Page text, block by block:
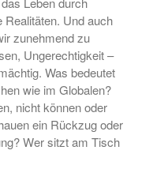
Performance
2025
Und auch
zunehmend zu
Ungerechtigkeit –
Was bedeutet
wie im Globalen?
nicht können oder
ein Rückzug oder
Wer sitzt am Tisch